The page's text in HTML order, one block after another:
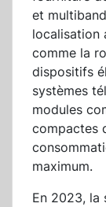
et
localisation
comme la
dispositifs
systèmes
modules
compactes
maximum.
En 2023, la